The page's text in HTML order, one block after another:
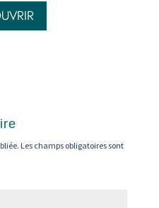
Les champs obligatoires sont